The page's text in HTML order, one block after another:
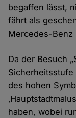
begaffen lässt,
fährt als
Mercedes-Benz
Da der Besuch
Sicherheitsstufe
des hohen
haben, wobei